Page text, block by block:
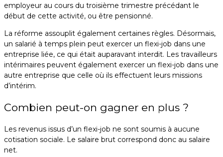
employeur au cours du troisième trimestre précédant le
début de cette activité, ou être pensionné.
La réforme assouplit également certaines règles. Désormais,
un salarié à temps plein peut exercer un flexi-job dans une
entreprise liée, ce qui était auparavant interdit. Les travailleurs
intérimaires peuvent également exercer un flexi-job dans une
autre entreprise que celle où ils effectuent leurs missions
d’intérim.
Combien peut-on gagner en plus ?
Les revenus issus d’un flexi-job ne sont soumis à aucune
cotisation sociale. Le salaire brut correspond donc au salaire
net.